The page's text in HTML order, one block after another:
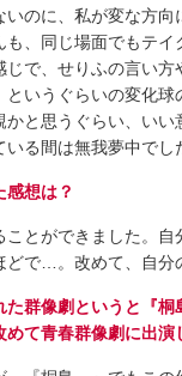
いのに、私が変な方
、同じ場面でもテイ
じで、せりふの言い
というぐらいの変化
かと思うぐらい、い
る間は無我夢中でし
感想は？
とができました。自
どで…。改めて、自分
た群像劇というと『
めて青春群像劇に出演